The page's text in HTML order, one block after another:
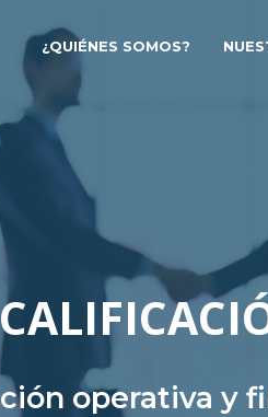
¿QUIÉNES SOMOS?
operativa y